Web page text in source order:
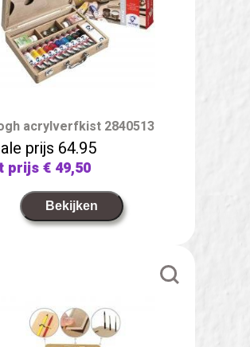
acrylverfkist 2840513
prijs 64.95
prijs€ 49,50
Bekijken